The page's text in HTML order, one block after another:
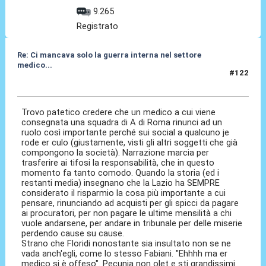
9.265
Registrato
Re: Ci mancava solo la guerra interna nel settore
medico...
#122
Trovo patetico credere che un medico a cui viene
consegnata una squadra di A di Roma rinunci ad un
ruolo così importante perché sui social a qualcuno je
rode er culo (giustamente, visti gli altri soggetti che già
compongono la società). Narrazione marcia per
trasferire ai tifosi la responsabilità, che in questo
momento fa tanto comodo. Quando la storia (ed i
restanti media) insegnano che la Lazio ha SEMPRE
considerato il risparmio la cosa più importante a cui
pensare, rinunciando ad acquisti per gli spicci da pagare
ai procuratori, per non pagare le ultime mensilità a chi
vuole andarsene, per andare in tribunale per delle miserie
perdendo cause su cause.
Strano che Floridi nonostante sia insultato non se ne
vada anch'egli, come lo stesso Fabiani. "Ehhhh ma er
medico si è offeso". Pecunia non olet e sti grandissimi